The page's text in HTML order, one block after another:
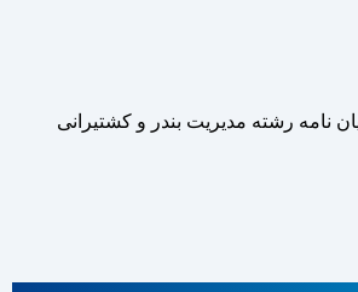
نامه رشته مدیریت بندر و کشتیرانی